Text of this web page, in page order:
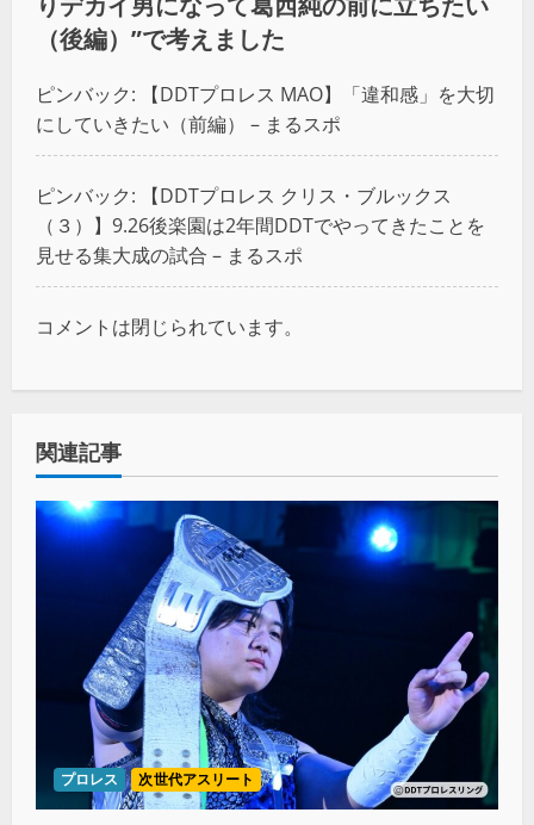
（後編） ”で考えました
ピンバック:
【DDTプロレス MAO】「違和感」を大切
にしていきたい（前編） – まるスポ
ピンバック:
【DDTプロレス クリス・ブルックス
（３）】9.26後楽園は2年間DDTでやってきたことを
見せる集大成の試合 – まるスポ
コメントは閉じられています。
関連記事
プロレス 次世代アスリート